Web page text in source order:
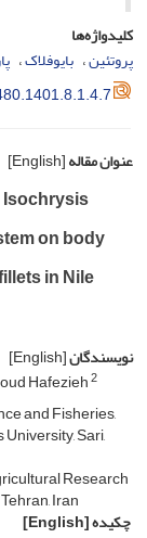
کلیدواژه‌ها
پروتئین بایوفلاک
عنوان مقاله[English]
on body
in Nile
نویسندگان[English]
Hafezieh2
and Fisheries,
Sari,
Research
Iran
چکیده[English]